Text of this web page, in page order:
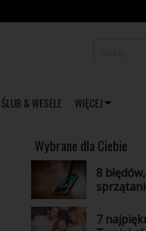
ŚLUB & WESELE WIĘCEJ
Wybrane dla Ciebie
8
7